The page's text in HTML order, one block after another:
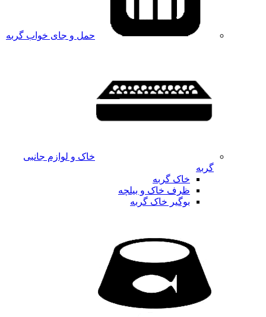
حمل و جای خواب گربه
خاک و لوازم جانبی
گربه
خاک گربه
ظرف خاک و بیلچه
بوگیر خاک گربه